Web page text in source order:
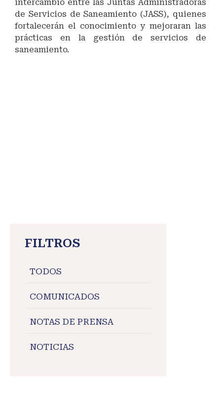
FILTROS
TODOS
COMUNICADOS
NOTAS DE PRENSA
NOTICIAS
intercambio entre las Juntas Administradoras
de Servicios de Saneamiento (JASS), quienes
fortalecerán el conocimiento y mejoraran las
prácticas en la gestión de servicios de
saneamiento.